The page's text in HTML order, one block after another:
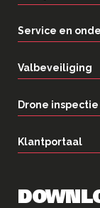
Service en
Valbeveiliging
Drone inspectie
Klantportaal